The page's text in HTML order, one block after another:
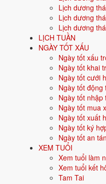
Lịch dương
Lịch dương
Lịch dương
LỊCH TUẦN
NGÀY TỐT XẤU
Ngày tốt xấu
Ngày tốt khai
Ngày tốt cưới
Ngày tốt động
Ngày tốt nhập
Ngày tốt mua
Ngày tốt xuất
Ngày tốt ký
Ngày tốt an
XEM TUỔI
Xem tuổi làm
Xem tuổi kết
Tam Tai
Sinh năm 1999(Kỷ Mão,
Màu hợp:Vàng đất, Nâu,
Vận khí khi sinh:Vận 7
2026 :28 tuổi mụ, năm
Sinh năm 1999 là tuổi
Người sinh năm1999là tuổi
Năm sinh dương lịch
Can chi